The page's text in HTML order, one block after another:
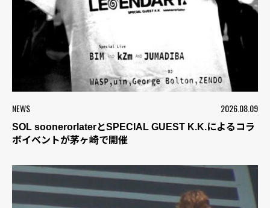
NEWS 2026.08.09
SOL soonerorlaterとSPECIAL GUEST K.K.によるコラ
ボイベントが茅ヶ崎で開催